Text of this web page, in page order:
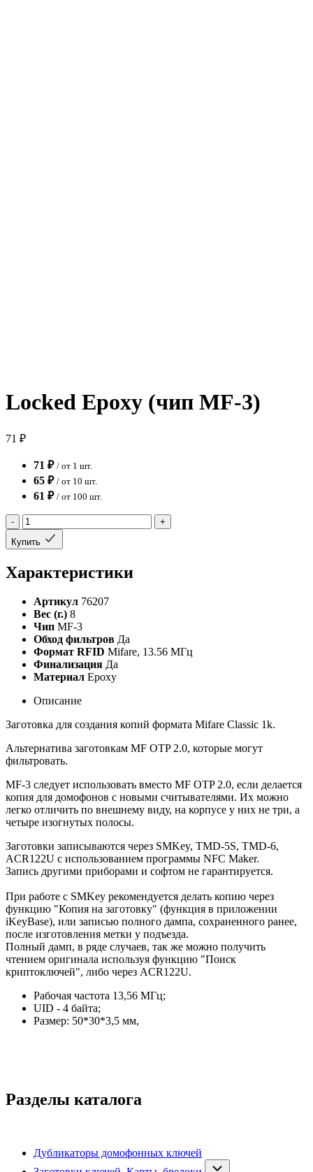
Locked Epoxy (чип MF-3)
71 ₽
71 ₽ / от 1 шт.
65 ₽ / от 10 шт.
61 ₽ / от 100 шт.
-
+
Купить
Характеристики
Артикул 76207
Вес (г.) 8
Чип MF-3
Обход фильтров Да
Формат RFID Mifare, 13.56 МГц
Финализация Да
Материал Epoxy
Описание
Заготовка для создания копий формата Mifare Classic 1k.
Альтернатива заготовкам MF OTP 2.0, которые могут
фильтровать.
MF-3 следует использовать вместо MF OTP 2.0, если делается
копия для домофонов с новыми считывателями. Их можно
легко отличить по внешнему виду, на корпусе у них не три, а
четыре изогнутых полосы.
Заготовки записываются через SMKey, TMD-5S, TMD-6,
ACR122U с использованием программы NFC Maker.
Запись другими приборами и софтом не гарантируется.
При работе с SMKey рекомендуется делать копию через
функцию "Копия на заготовку" (функция в приложении
iKeyBase), или записью полного дампа, сохраненного ранее,
после изготовления метки у подъезда.
Полный дамп, в ряде случаев, так же можно получить
чтением оригинала используя функцию "Поиск
криптоключей", либо через ACR122U.
Рабочая частота 13,56 МГц;
UID - 4 байта;
Размер: 50*30*3,5 мм,
Разделы каталога
Дубликаторы домофонных ключей